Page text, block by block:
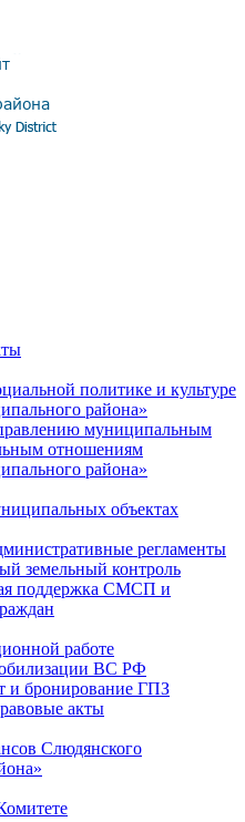
политике и культуре
района»
муниципальным
отношениям
района»
объектах
регламенты
земельный контроль
поддержка СМСП и
работе
ВС РФ
и бронирование ГПЗ
акты
Слюдянского